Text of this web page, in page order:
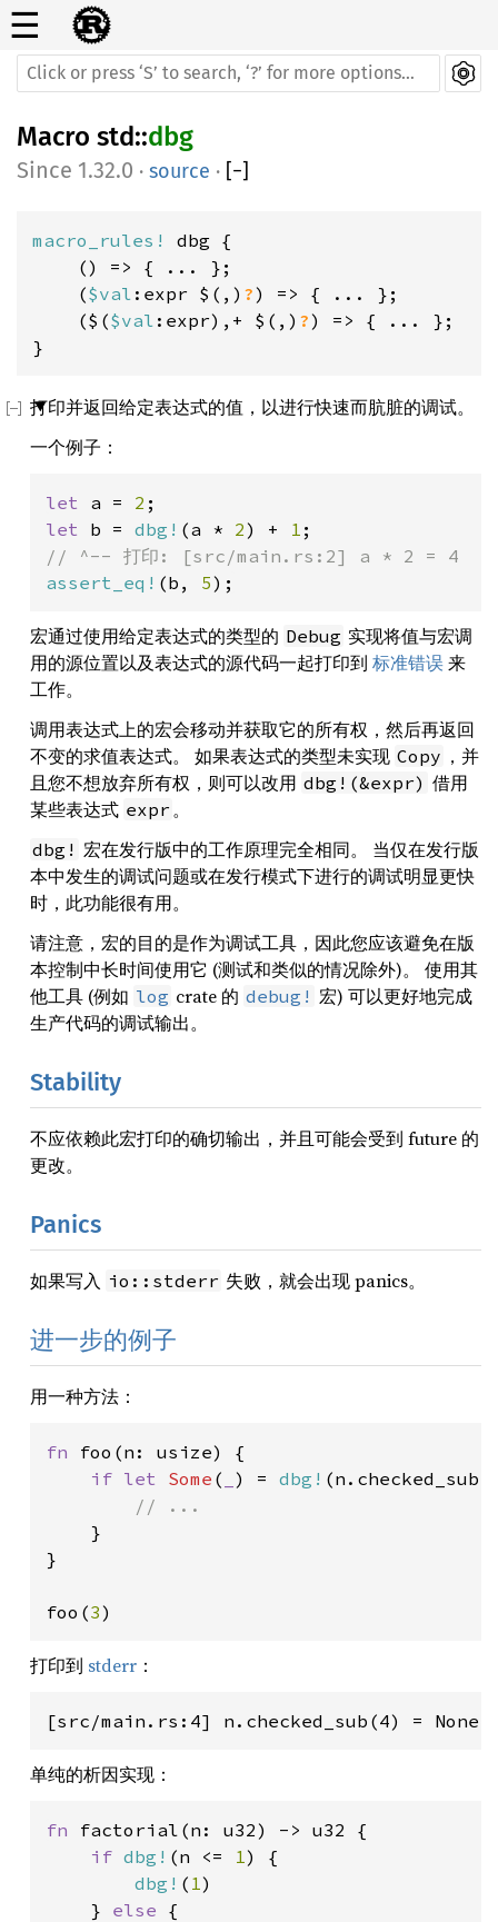
☰
Macro std::dbg
1.32.0 · source · [−]
macro_rules! dbg {
    () => { ... };
    (
$val :expr $(,) ?) => { ... };
    ($(
$val :expr),+ $(,) ?) => { ... };
}
打印并返回给定表达式的值，以进行快速而肮脏的调试。
一个例子：
let a = 2
let b = dbg! (a * 2) + 1
assert_eq! (b, 5);
宏通过使用给定表达式的类型的 Debug 实现将值与宏调
用的源位置以及表达式的源代码一起打印到 标准错误来
工作。
调用表达式上的宏会移动并获取它的所有权，然后再返回
不变的求值表达式。 如果表达式的类型未实现 Copy ，并
且您不想放弃所有权，则可以改用 dbg!(&expr) 借用
某些表达式 expr 。
dbg! 宏在发行版中的工作原理完全相同。 当仅在发行版
本中发生的调试问题或在发行模式下进行的调试明显更快
时，此功能很有用。
请注意，宏的目的是作为调试工具，因此您应该避免在版
本控制中长时间使用它 (测试和类似的情况除外)。 使用其
他工具 (例如 log crate 的 debug! 宏) 可以更好地完成
生产代码的调试输出。
Stability
不应依赖此宏打印的确切输出，并且可能会受到 future 的
更改。
Panics
如果写入 io::stderr 失败，就会出现 panics。
进一步的例子
用一种方法：
fn foo(n: usize) {
if let Some ( ) = dbg! (n.checked_sub(
// ...
}
}
foo(3)
打印到 stderr ：
单纯的析因实现：
fn factorial(n: u32) -> u32 {
if dbg! (n <= 1) {
dbg! ( 1)
    }
else {